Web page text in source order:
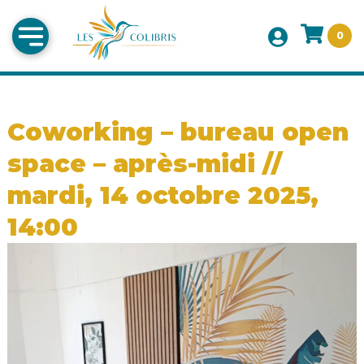
0
Coworking – bureau open
space – après-midi //
mardi, 14 octobre 2025,
14:00